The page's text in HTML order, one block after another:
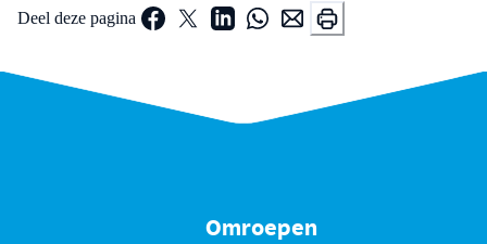
Deel deze pagina
Omroepen